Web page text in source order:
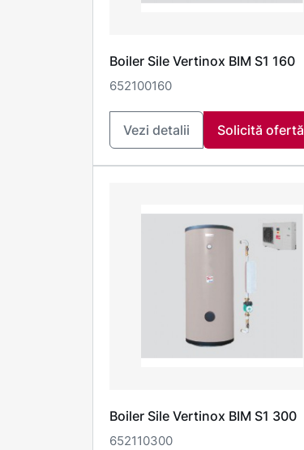
Boiler Sile Vertinox BIM S1 160
652100160
Vezi detalii Solicită ofertă
Boiler Sile Vertinox BIM S1 300
652110300